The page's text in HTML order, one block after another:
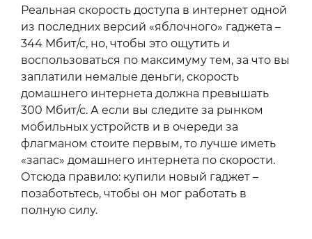
Реальная скорость доступа в интернет одной
из последних версий «яблочного» гаджета –
344 Мбит/с, но, чтобы это ощутить и
воспользоваться по максимуму тем, за что вы
заплатили немалые деньги, скорость
домашнего интернета должна превышать
300 Мбит/с. А если вы следите за рынком
мобильных устройств и в очереди за
флагманом стоите первым, то лучше иметь
«запас» домашнего интернета по скорости.
Отсюда правило: купили новый гаджет –
позаботьтесь, чтобы он мог работать в
полную силу.